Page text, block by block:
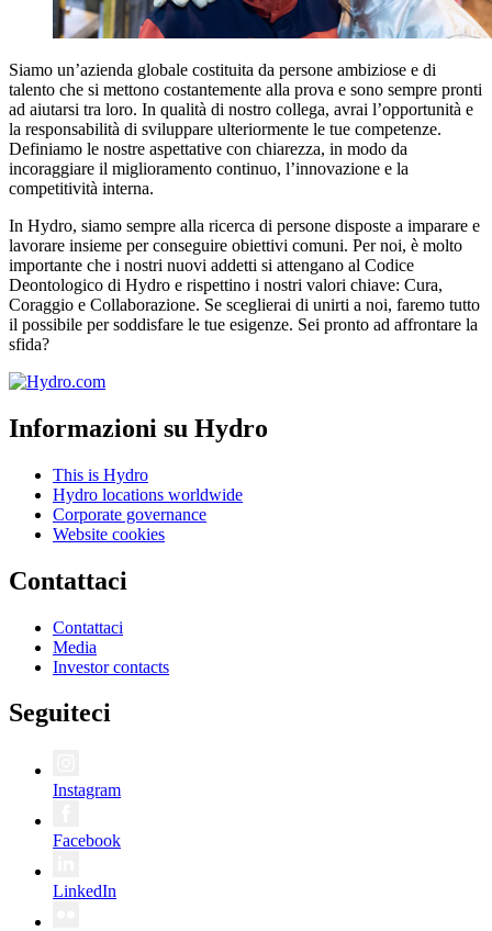
Siamo un’azienda globale costituita da persone ambiziose e di
talento che si mettono costantemente alla prova e sono sempre pronti
ad aiutarsi tra loro. In qualità di nostro collega, avrai l’opportunità e
la responsabilità di sviluppare ulteriormente le tue competenze.
Definiamo le nostre aspettative con chiarezza, in modo da
incoraggiare il miglioramento continuo, l’innovazione e la
competitività interna.
In Hydro, siamo sempre alla ricerca di persone disposte a imparare e
lavorare insieme per conseguire obiettivi comuni. Per noi, è molto
importante che i nostri nuovi addetti si attengano al Codice
Deontologico di Hydro e rispettino i nostri valori chiave: Cura,
Coraggio e Collaborazione. Se sceglierai di unirti a noi, faremo tutto
il possibile per soddisfare le tue esigenze. Sei pronto ad affrontare la
sfida?
Informazioni su Hydro
This is Hydro
Hydro locations worldwide
Corporate governance
Website cookies
Contattaci
Contattaci
Media
Investor contacts
Seguiteci
Instagram
Facebook
LinkedIn